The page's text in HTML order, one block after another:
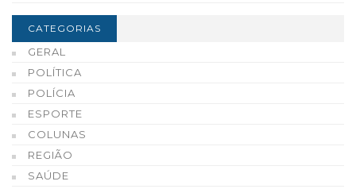
CATEGORIAS
GERAL
POLÍTICA
POLÍCIA
ESPORTE
COLUNAS
REGIÃO
SAÚDE